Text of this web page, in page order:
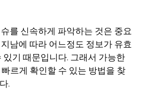
를 신속하게 파악하는 것은 중요
남에 따라 어느정도 정보가 유효
기 때문입니다. 그래서 가능한
르게 확인할 수 있는 방법을 찾
.